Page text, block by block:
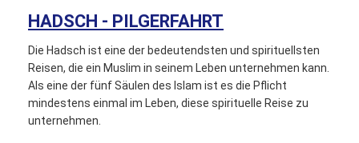
HADSCH - PILGERFAHRT
Die Hadsch ist eine der bedeutendsten und spirituellsten
Reisen, die ein Muslim in seinem Leben unternehmen kann.
Als eine der fünf Säulen des Islam ist es die Pflicht
mindestens einmal im Leben, diese spirituelle Reise zu
unternehmen.